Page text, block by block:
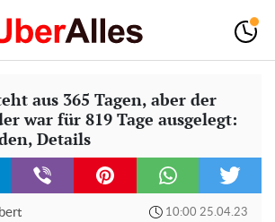
aus 365 Tagen, aber der
war für 819 Tage ausgelegt:
Details
10:00 25.04.23